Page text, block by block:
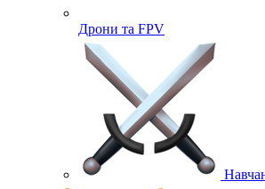
Дрони та FPV